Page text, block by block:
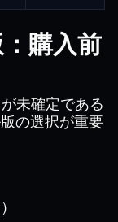
購入前
が未確定である
の選択が重要